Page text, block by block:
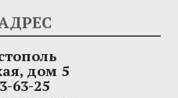
дом 5
63-25